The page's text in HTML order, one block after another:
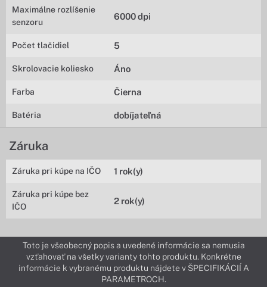
Maximálne rozlíšenie
senzoru
6000 dpi
Počet tlačidiel 5
Skrolovacie koliesko Áno
Farba Čierna
Batéria dobíjateľná
Záruka
Záruka pri kúpe na IČO 1 rok(y)
Záruka pri kúpe bez
IČO
2 rok(y)
Toto je všeobecný popis a uvedené informácie sa nemusia
vzťahovať na všetky varianty tohto produktu. Konkrétne
informácie k vybranému produktu nájdete v ŠPECIFIKÁCIÍ A
PARAMETROCH.